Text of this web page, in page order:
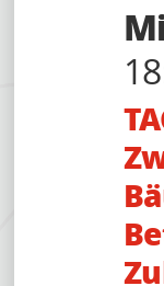
ÜBER UNS
AKTUELLES